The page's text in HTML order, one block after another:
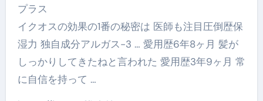
プラス
イクオスの効果の1番の秘密は 医師も注目圧倒歴保
湿力 独自成分アルガス-3 … 愛用歴6年8ヶ月 髪が
しっかりしてきたねと言われた 愛用歴3年9ヶ月 常
に自信を持って …